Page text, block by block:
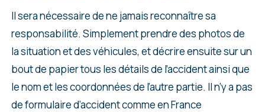
Il sera nécessaire de ne jamais reconnaître sa
responsabilité. Simplement prendre des photos de
la situation et des véhicules, et décrire ensuite sur un
bout de papier tous les détails de l’accident ainsi que
le nom et les coordonnées de l’autre partie. Il n’y a pas
de formulaire d’accident comme en France